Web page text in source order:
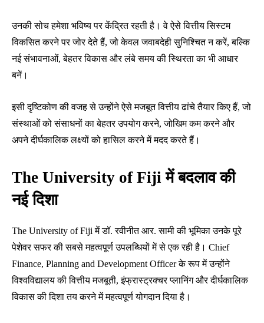
उनकी सोच हमेशा भविष्य पर केंद्रित रहती है। वे ऐसे वित्तीय सिस्टम
विकसित करने पर जोर देते हैं, जो केवल जवाबदेही सुनिश्चित न करें, बल्कि
नई संभावनाओं, बेहतर विकास और लंबे समय की स्थिरता का भी आधार
बनें।
इसी दृष्टिकोण की वजह से उन्होंने ऐसे मजबूत वित्तीय ढांचे तैयार किए हैं, जो
संस्थाओं को संसाधनों का बेहतर उपयोग करने, जोखिम कम करने और
अपने दीर्घकालिक लक्ष्यों को हासिल करने में मदद करते हैं।
The University of Fiji में बदलाव की
नई दिशा
The University of Fiji में डॉ. रवीनीत आर. सामी की भूमिका उनके पूरे
पेशेवर सफर की सबसे महत्वपूर्ण उपलब्धियों में से एक रही है। Chief
Finance, Planning and Development Officer के रूप में उन्होंने
विश्वविद्यालय की वित्तीय मजबूती, इंफ्रास्ट्रक्चर प्लानिंग और दीर्घकालिक
विकास की दिशा तय करने में महत्वपूर्ण योगदान दिया है।